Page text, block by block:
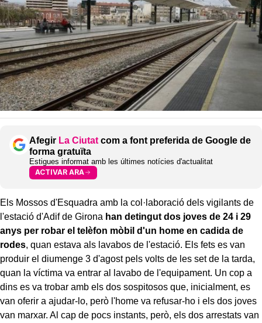
Afegir La Ciutat com a font preferida de Google de
forma gratuïta
Estigues informat amb les últimes notícies d'actualitat
ACTIVAR ARA
Els Mossos d'Esquadra amb la col·laboració dels vigilants de
l'estació d'Adif de Girona han detingut dos joves de 24 i 29
anys per robar el telèfon mòbil d'un home en cadida de
rodes, quan estava als lavabos de l'estació. Els fets es van
produir el diumenge 3 d'agost pels volts de les set de la tarda,
quan la víctima va entrar al lavabo de l'equipament. Un cop a
dins es va trobar amb els dos sospitosos que, inicialment, es
van oferir a ajudar-lo, però l'home va refusar-ho i els dos joves
van marxar. Al cap de pocs instants, però, els dos arrestats van